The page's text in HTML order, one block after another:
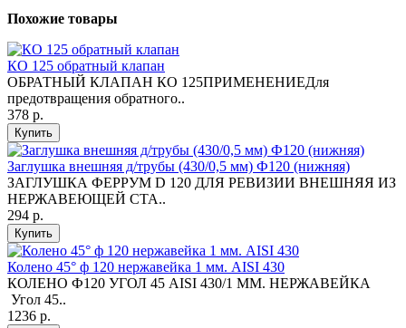
Похожие товары
КО 125 обратный клапан
ОБРАТНЫЙ КЛАПАН КО 125ПРИМЕНЕНИЕДля
предотвращения обратного..
378 р.
Купить
Заглушка внешняя д/трубы (430/0,5 мм) Ф120 (нижняя)
ЗАГЛУШКА ФЕРРУМ D 120 ДЛЯ РЕВИЗИИ ВНЕШНЯЯ ИЗ
НЕРЖАВЕЮЩЕЙ СТА..
294 р.
Купить
Колено 45° ф 120 нержавейка 1 мм. AISI 430
КОЛЕНО Ф120 УГОЛ 45 AISI 430/1 ММ. НЕРЖАВЕЙКА
Угол 45..
1236 р.